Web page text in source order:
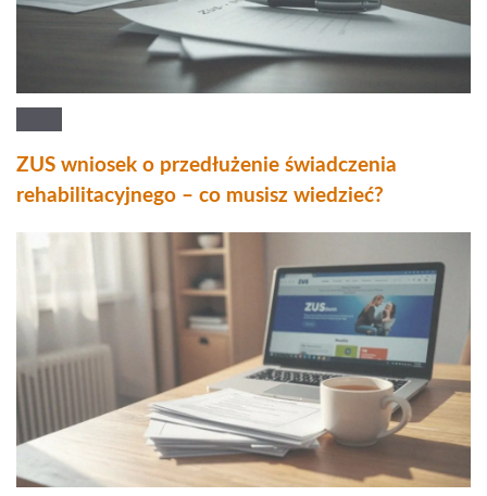
ZUS wniosek o przedłużenie świadczenia
rehabilitacyjnego – co musisz wiedzieć?